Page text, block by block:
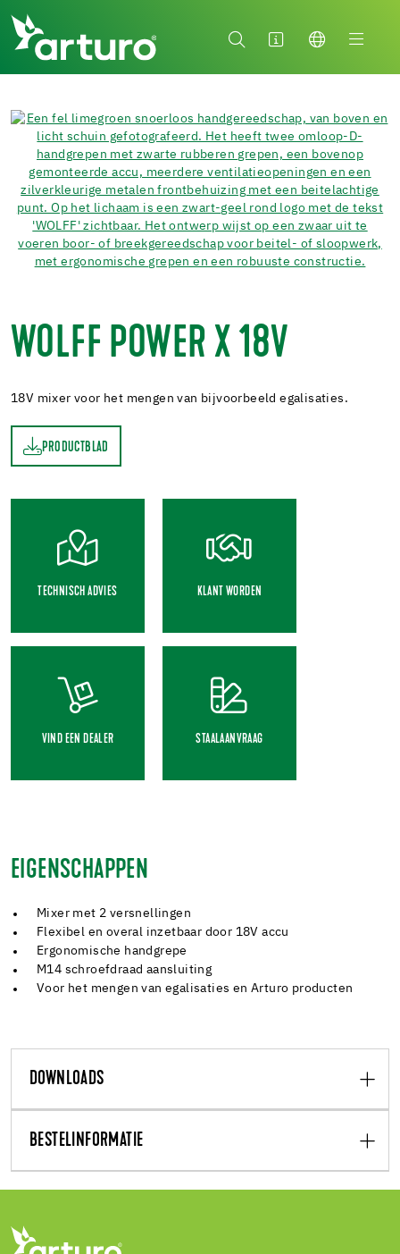
WOLFF POWER X 18V
18V mixer voor het mengen van bijvoorbeeld egalisaties.
PRODUCTBLAD
TECHNISCH ADVIES KLANT WORDEN
VIND EEN DEALER STAALAANVRAAG
EIGENSCHAPPEN
Mixer met 2 versnellingen
Flexibel en overal inzetbaar door 18V accu
Ergonomische handgrepe
M14 schroefdraad aansluiting
Voor het mengen van egalisaties en Arturo producten
DOWNLOADS
BESTELINFORMATIE